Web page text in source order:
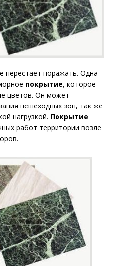
перестает поражать. Одна
покрытие, которое
цветов. Он может
пешеходных зон, так же
нагрузкой. Покрытие
работ территории возле